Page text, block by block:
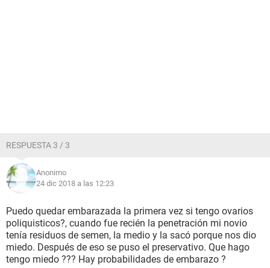
RESPUESTA 3 / 3
Anonimo
24 dic 2018 a las 12:23
Puedo quedar embarazada la primera vez si tengo ovarios
poliquisticos?, cuando fue recién la penetración mi novio
tenía residuos de semen, la medio y la sacó porque nos dio
miedo. Después de eso se puso el preservativo. Que hago
tengo miedo ??? Hay probabilidades de embarazo ?